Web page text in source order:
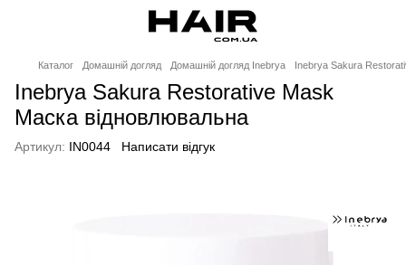
Каталог Домашній догляд Домашній догляд Inebrya Inebrya Sakura
Inebrya Sakura Restorative Mask
Маска відновлювальна
Артикул: IN0044 Написати відгук